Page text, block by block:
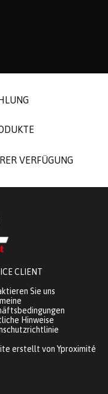
VERFÜGUNG
CLIENT
Sie uns
Hinweise
erstellt von Yproximité